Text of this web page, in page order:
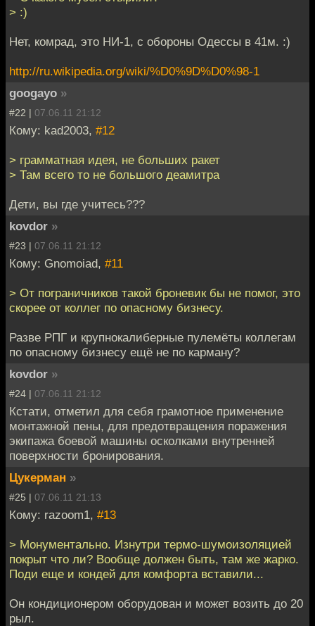
> :)
Нет, комрад, это НИ-1, с обороны Одессы в 41м. :)
http://ru.wikipedia.org/wiki/%D0%9D%D0%98-1
googayo »
#22 | 07.06.11 21:12
Кому: kad2003, #12
> грамматная идея, не больших ракет
> Там всего то не большого деамитра
Дети, вы где учитесь???
kovdor »
#23 | 07.06.11 21:12
Кому: Gnomoiad, #11
> От пограничников такой броневик бы не помог, это
скорее от коллег по опасному бизнесу.
Разве РПГ и крупнокалиберные пулемёты коллегам
по опасному бизнесу ещё не по карману?
kovdor »
#24 | 07.06.11 21:12
Кстати, отметил для себя грамотное применение
монтажной пены, для предотвращения поражения
экипажа боевой машины осколками внутренней
поверхности бронирования.
Цукерман »
#25 | 07.06.11 21:13
Кому: razoom1, #13
> Монументально. Изнутри термо-шумоизоляцией
покрыт что ли? Вообще должен быть, там же жарко.
Поди еще и кондей для комфорта вставили...
Он кондиционером оборудован и может возить до 20
рыл.